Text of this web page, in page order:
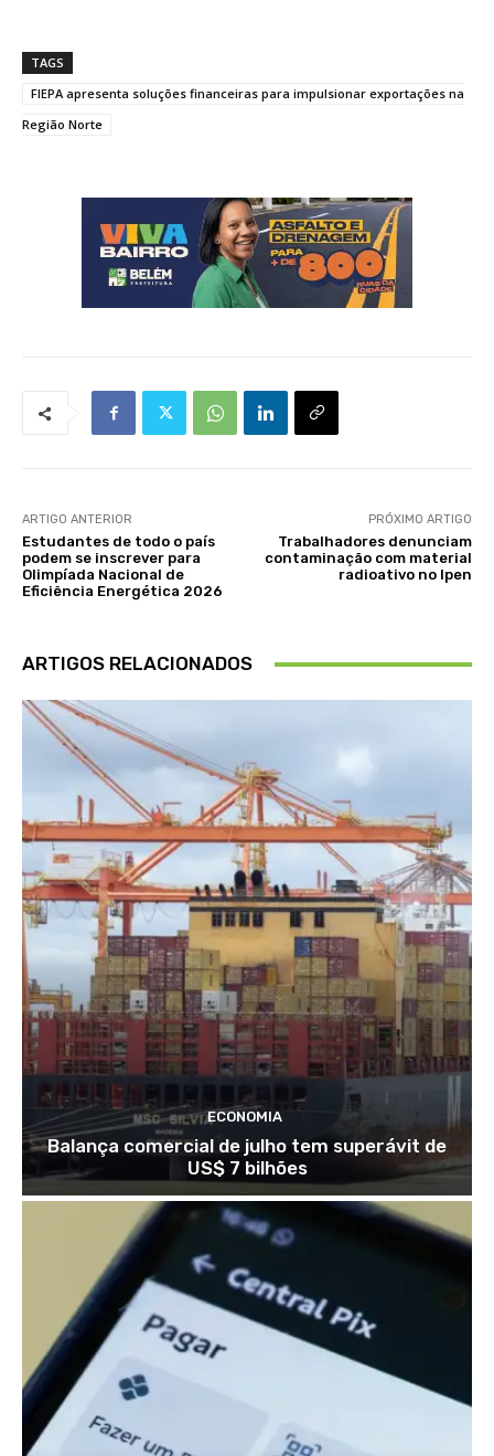
TAGS
FIEPA apresenta soluções financeiras para impulsionar exportações na
Região Norte
ARTIGO ANTERIOR
Estudantes de todo o país
podem se inscrever para
Olimpíada Nacional de
Eficiência Energética 2026
PRÓXIMO ARTIGO
Trabalhadores denunciam
contaminação com material
radioativo no Ipen
ARTIGOS RELACIONADOS
ECONOMIA
Balança comercial de julho tem superávit de
US$ 7 bilhões